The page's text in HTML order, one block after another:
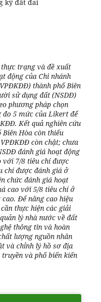
ký đất đai
trạng và đề xuất
động của Chi nhánh
thành phố Biên
sử dụng đất (NSDĐ)
phương pháp chọn
đo 5 mức của Likert để
Kết quả nghiên cứu
Hòa còn thiếu
còn chật; chưa
đánh giá hoạt động
với 7/8 tiêu chí được
chí được đánh giá ở
chức đánh giá hoạt
cao với 5/8 tiêu chí ở
Để nâng cao hiệu
thực hiện các giải
lý nhà nước về đất
thông tin và hoàn
lượng nguồn nhân
và chỉnh lý hồ sơ địa
và phổ biến kiến